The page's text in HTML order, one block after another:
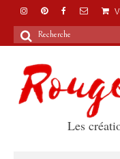
Rechercher
Les